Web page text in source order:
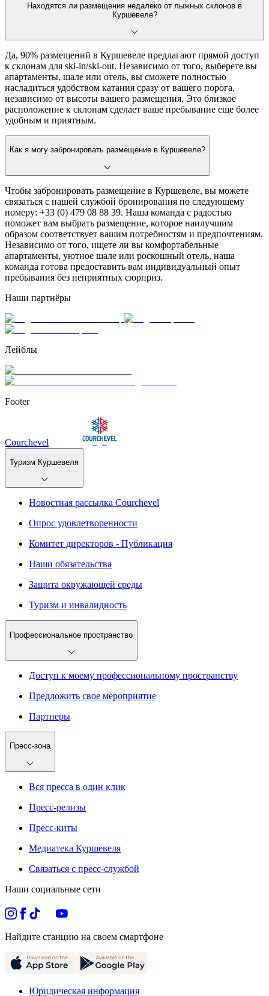
Находятся ли размещения недалеко от лыжных склонов в
Куршевеле?
Да, 90% размещений в Куршевеле предлагают прямой доступ
к склонам для ski-in/ski-out. Независимо от того, выберете вы
апартаменты, шале или отель, вы сможете полностью
насладиться удобством катания сразу от вашего порога,
независимо от высоты вашего размещения. Это близкое
расположение к склонам сделает ваше пребывание еще более
удобным и приятным.
Как я могу забронировать размещение в Куршевеле?
Чтобы забронировать размещение в Куршевеле, вы можете
связаться с нашей службой бронирования по следующему
номеру: +33 (0) 479 08 88 39. Наша команда с радостью
поможет вам выбрать размещение, которое наилучшим
образом соответствует вашим потребностям и предпочтениям.
Независимо от того, ищете ли вы комфортабельные
апартаменты, уютное шале или роскошный отель, наша
команда готова предоставить вам индивидуальный опыт
пребывания без неприятных сюрприз.
Наши партнёры
Лейблы
Footer
Courchevel
Туризм Куршевеля
Новостная рассылка Courchevel
Опрос удовлетворенности
Комитет директоров - Публикация
Наши обязательства
Защита окружающей среды
Туризм и инвалидность
Профессиональное пространство
Доступ к моему профессиональному пространству
Предложить свое мероприятие
Партнеры
Пресс-зона
Вся пресса в один клик
Пресс-релизы
Пресс-киты
Медиатека Куршевеля
Связаться с пресс-службой
Наши социальные сети
Найдите станцию на своем смартфоне
Юридическая информация